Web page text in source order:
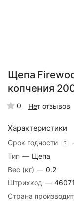
Щепа
копчения
0 Нет отзывов
Характеристики
Срок годности ?
Тип — Щепа
Вес (кг) — 0.2
Штрихкод —
Страна